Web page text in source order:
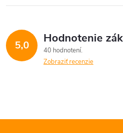
k
y
v 5,0 Hodnotenie
40 hodnotení
Zobraziť recenzie